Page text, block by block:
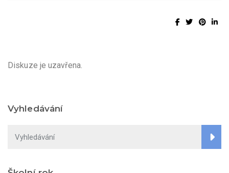
Diskuze je uzavřena.
Vyhledávání